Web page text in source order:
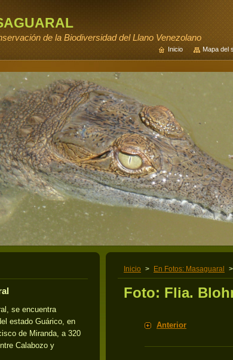
de la Biodiversidad del Llano Venezolano
Inicio > En Fotos: Masaguaral >
Foto: Flia.
Anterior
se encuentra
estado Guárico, en
de Miranda, a 320
Calabozo y
Inicio Mapa del